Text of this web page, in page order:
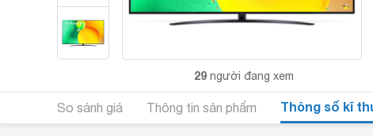
29 người đang xem
So sánh giá Thông tin sản phẩm Thông số kĩ